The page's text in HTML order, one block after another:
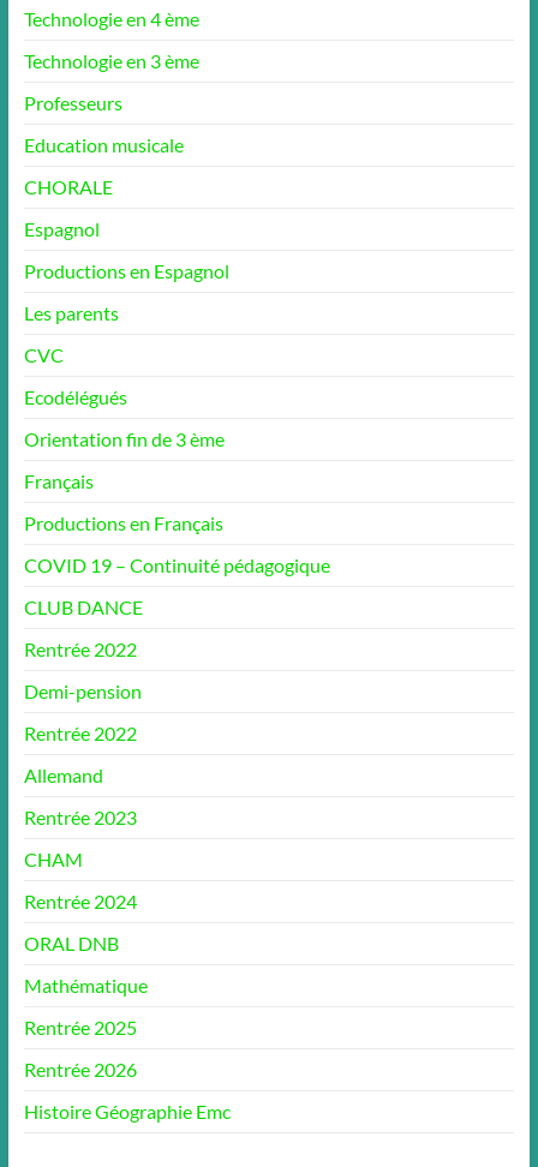
Technologie en 4 ème
Technologie en 3 ème
Professeurs
Education musicale
CHORALE
Espagnol
Productions en Espagnol
Les parents
CVC
Ecodélégués
Orientation fin de 3 ème
Français
Productions en Français
COVID 19 – Continuité pédagogique
CLUB DANCE
Rentrée 2022
Demi-pension
Rentrée 2022
Allemand
Rentrée 2023
CHAM
Rentrée 2024
ORAL DNB
Mathématique
Rentrée 2025
Rentrée 2026
Histoire Géographie Emc